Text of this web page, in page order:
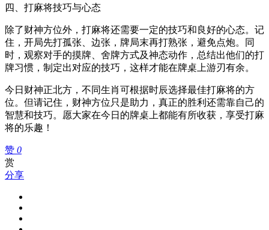
四、打麻将技巧与心态
除了财神方位外，打麻将还需要一定的技巧和良好的心态。记
住，开局先打孤张、边张，牌局末再打熟张，避免点炮。同
时，观察对手的摸牌、舍牌方式及神态动作，总结出他们的打
牌习惯，制定出对应的技巧，这样才能在牌桌上游刃有余。
今日财神正北方，不同生肖可根据时辰选择最佳打麻将的方
位。但请记住，财神方位只是助力，真正的胜利还需靠自己的
智慧和技巧。愿大家在今日的牌桌上都能有所收获，享受打麻
将的乐趣！
赞 0
赏
分享